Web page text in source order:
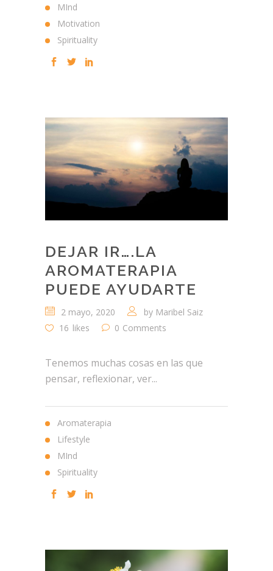
MInd
Motivation
Spirituality
DEJAR IR….LA
AROMATERAPIA
PUEDE AYUDARTE
2 mayo, 2020 by Maribel Saiz
16 likes 0 Comments
Tenemos muchas cosas en las que
pensar, reflexionar, ver...
Aromaterapia
Lifestyle
MInd
Spirituality